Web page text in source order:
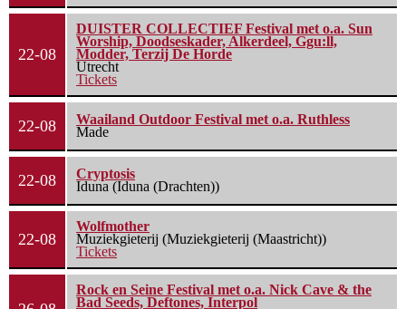
22-08
DUISTER COLLECTIEF Festival met o.a. Sun
Worship, Doodseskader, Alkerdeel, Ggu:ll,
Modder, Terzij De Horde
Utrecht
Tickets
22-08
Waailand Outdoor Festival met o.a. Ruthless
Made
22-08
Cryptosis
Iduna (Iduna (Drachten))
22-08
Wolfmother
Muziekgieterij (Muziekgieterij (Maastricht))
Tickets
Rock en Seine Festival met o.a. Nick Cave & the
Bad Seeds, Deftones, Interpol